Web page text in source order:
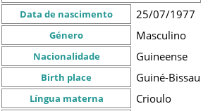
Data de nascimento
25/07/1977
Género Masculino
Nacionalidade Guineense
Birth place Guiné-Bissau
Língua materna Crioulo